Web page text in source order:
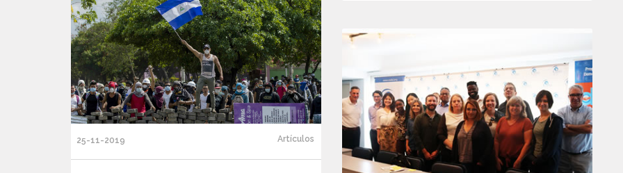
25-11-2019 Artículos